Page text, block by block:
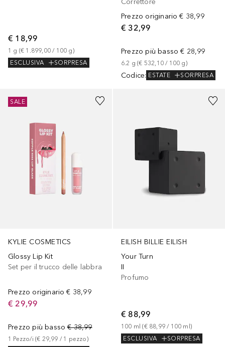
€ 18,99
1 g (€ 1.899,00 / 100 g)
ESCLUSIVA
SORPRESA
Prezzo originario € 38,99
€ 32,99
Prezzo più basso € 28,99
6.2 g (€ 532,10 / 100 g)
Codice: ESTATE SORPRESA
KYLIE COSMETICS
Glossy Lip Kit
Set per il trucco delle labbra
Prezzo originario € 38,99
€ 29,99
Prezzo più basso € 38,99
1 Pezzo/i (€ 29,99 / 1 pezzo)
SALE
EILISH BILLIE EILISH
Your Turn
II
Profumo
€ 88,99
100 ml (€ 88,99 / 100 ml )
ESCLUSIVA
SORPRESA